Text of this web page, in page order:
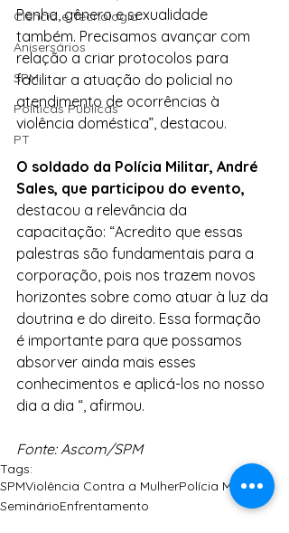
Ciência e Tecnologia
Anisersários
SPM
Políticas Públicas
PT
Penha, gênero e sexualidade
também. Precisamos avançar com
relação a criar protocolos para
facilitar a atuação do policial no
atendimento de ocorrências à
violência doméstica”, destacou.
O soldado da Polícia Militar, André
Sales, que participou do evento,
destacou a relevância da
capacitação: “Acredito que essas
palestras são fundamentais para a
corporação, pois nos trazem novos
horizontes sobre como atuar à luz da
doutrina e do direito. Essa formação
é importante para que possamos
absorver ainda mais esses
conhecimentos e aplicá-los no nosso
dia a dia “, afirmou.
Fonte: Ascom/SPM
Tags:
SPMViolência Contra a MulherPolícia Militar
SeminárioEnfrentamento